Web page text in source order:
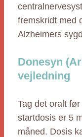
fremskridt med
Alzheimers
Donesyn
vejledning
Tag det oralt
startdosis er 5
måned. Dosis